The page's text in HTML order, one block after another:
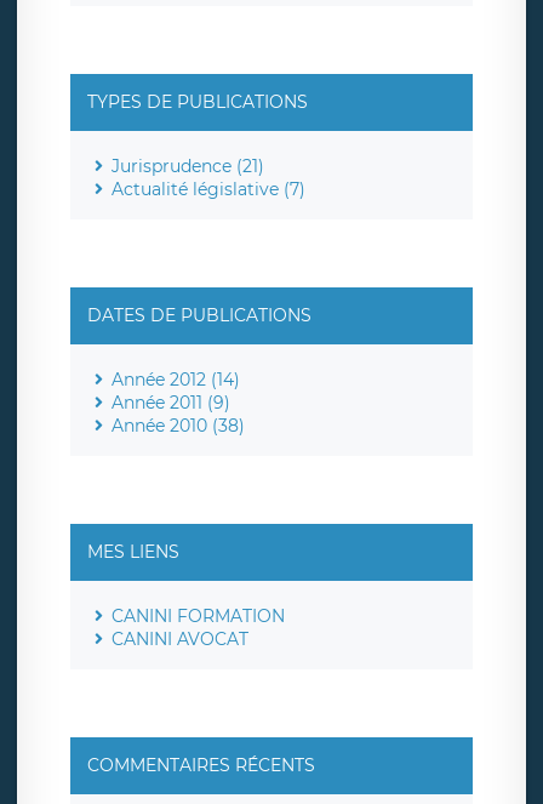
TYPES DE PUBLICATIONS
Jurisprudence (21)
Actualité législative (7)
DATES DE PUBLICATIONS
Année 2012 (14)
Année 2011 (9)
Année 2010 (38)
MES LIENS
CANINI FORMATION
CANINI AVOCAT
COMMENTAIRES RÉCENTS